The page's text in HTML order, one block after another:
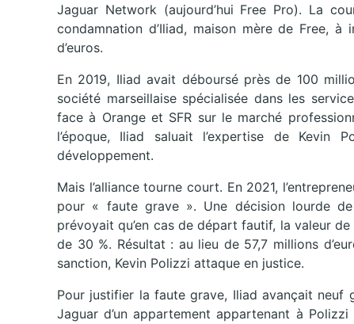
Jaguar Network (aujourd’hui Free Pro). La
condamnation d’Iliad, maison mère de Free, à
d’euros.
En 2019, Iliad avait déboursé près de 100
société marseillaise spécialisée dans les
face à Orange et SFR sur le marché
l’époque, Iliad saluait l’expertise de
développement.
Mais l’alliance tourne court. En 2021,
pour « faute grave ». Une décision lourde
prévoyait qu’en cas de départ fautif, la valeur
de 30 %. Résultat : au lieu de 57,7 millions
sanction, Kevin Polizzi attaque en justice.
Pour justifier la faute grave, Iliad avançait
Jaguar d’un appartement appartenant à